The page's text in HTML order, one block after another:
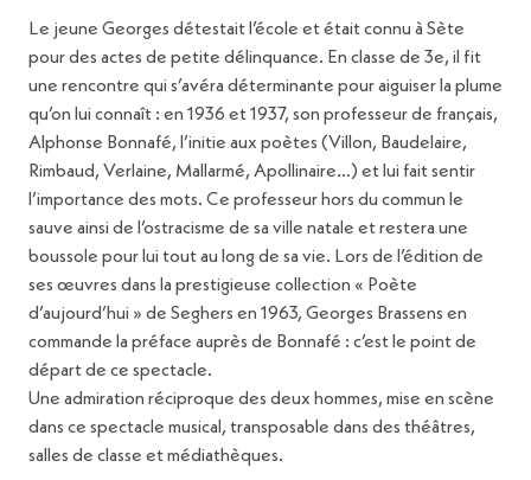
Le jeune Georges détestait l’école et était connu à Sète
pour des actes de petite délinquance. En classe de 3e, il fit
une rencontre qui s’avéra déterminante pour aiguiser la plume
qu’on lui connaît : en 1936 et 1937, son professeur de français,
Alphonse Bonnafé, l’initie aux poètes (Villon, Baudelaire,
Rimbaud, Verlaine, Mallarmé, Apollinaire…) et lui fait sentir
l’importance des mots. Ce professeur hors du commun le
sauve ainsi de l’ostracisme de sa ville natale et restera une
boussole pour lui tout au long de sa vie. Lors de l’édition de
ses œuvres dans la prestigieuse collection « Poète
d’aujourd’hui » de Seghers en 1963, Georges Brassens en
commande la préface auprès de Bonnafé : c’est le point de
départ de ce spectacle.
Une admiration réciproque des deux hommes, mise en scène
dans ce spectacle musical, transposable dans des théâtres,
salles de classe et médiathèques.